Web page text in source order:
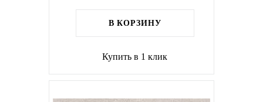
В КОРЗИНУ
Купить в 1 клик